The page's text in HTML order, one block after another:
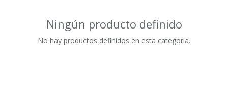
Ningún producto definido
No hay productos definidos en esta categoría.